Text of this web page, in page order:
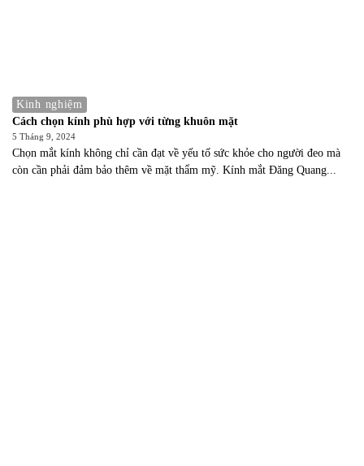
Kinh nghiệm
Cách chọn kính phù hợp với từng khuôn mặt
5 Tháng 9, 2024
Chọn mắt kính không chỉ cần đạt về yếu tố sức khỏe cho người đeo mà
còn cần phải đảm bảo thêm về mặt thẩm mỹ. Kính mắt Đăng Quang...